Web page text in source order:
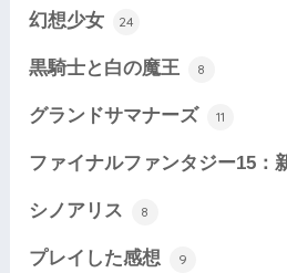
幻想少女 24
黒騎士と白の魔王 8
グランドサマナーズ 11
ファイナルファンタジー15：
シノアリス 8
プレイした感想 9